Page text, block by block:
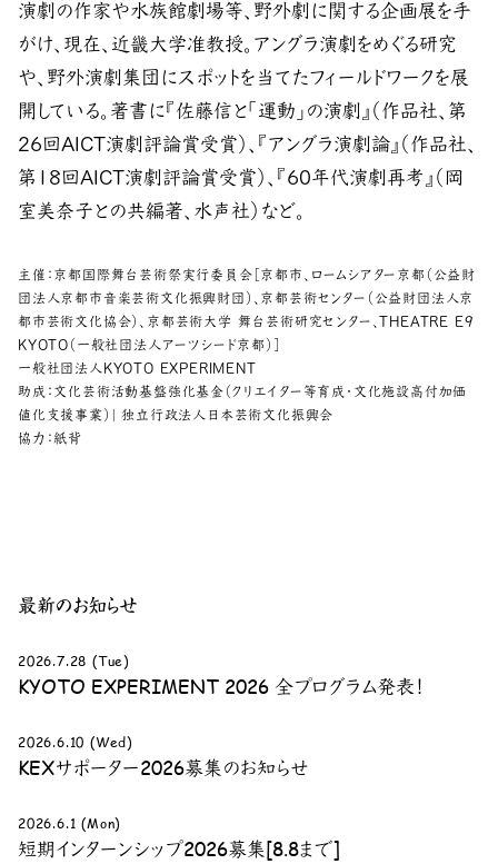
演劇の作家や水族館劇場等、野外劇に関する企画展を手
がけ、現在、近畿大学准教授。アングラ演劇をめぐる研究
や、野外演劇集団にスポットを当てたフィールドワークを展
開している。著書に『佐藤信と「運動」の演劇』（作品社、第
26回AICT演劇評論賞受賞）、『アングラ演劇論』（作品社、
第18回AICT演劇評論賞受賞）、『60年代演劇再考』（岡
室美奈子との共編著、水声社）など。
主催：京都国際舞台芸術祭実行委員会［京都市、ロームシアター京都（公益財
団法人京都市音楽芸術文化振興財団）、京都芸術センター（公益財団法人京
都市芸術文化協会）、京都芸術大学 舞台芸術研究センター、THEATRE E9
KYOTO（一般社団法人アーツシード京都）］
一般社団法人KYOTO EXPERIMENT
助成：文化芸術活動基盤強化基金（クリエイター等育成・文化施設高付加価
値化支援事業）| 独立行政法人日本芸術文化振興会
協力：紙背
最新のお知らせ
2026.7.28 (Tue)
KYOTO EXPERIMENT 2026 全プログラム発表！
2026.6.10 (Wed)
KEXサポーター2026募集のお知らせ
2026.6.1 (Mon)
短期インターンシップ2026募集[8.8まで]